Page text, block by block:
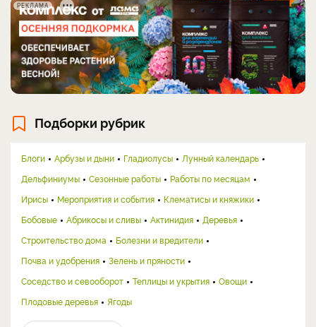
РЕКЛАМА
Подборки рубрик
Блоги Арбузы и дыни Гладиолусы
Лунный календарь
Дельфиниумы
Сезонные работы
Работы по месяцам
Ирисы
Мероприятия и события
Клематисы и княжики
Бобовые
Абрикосы и сливы Актинидия
Деревья
Строительство дома
Болезни и вредители
Почва и удобрения
Зелень и пряности
Соседство и севооборот
Теплицы и укрытия
Овощи
Плодовые деревья
Ягоды